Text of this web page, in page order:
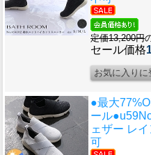
定価13,200円
セール価格
●最大
ール●u59
ェザー レ
可